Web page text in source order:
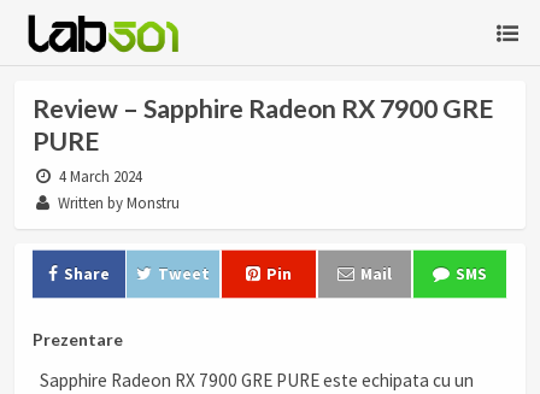
Review – Sapphire Radeon RX 7900 GRE
PURE
4 March 2024
Written by Monstru
Share Tweet Pin Mail SMS
Prezentare
Sapphire Radeon RX 7900 GRE PURE este echipata cu un